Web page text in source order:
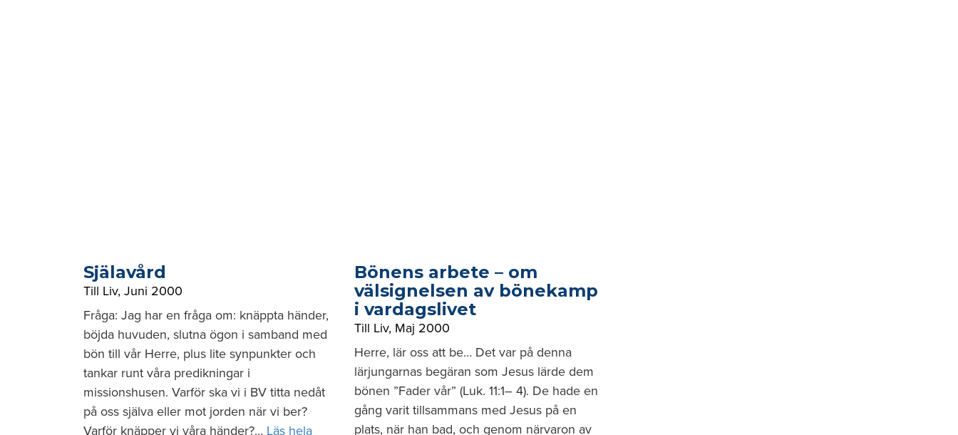
Själavård
Till Liv, Juni 2000
Fråga: Jag har en fråga om: knäppta händer,
böjda huvuden, slutna ögon i samband med
bön till vår Herre, plus lite synpunkter och
tankar runt våra predikningar i
missionshusen. Varför ska vi i BV titta nedåt
på oss själva eller mot jorden när vi ber?
Varför knäpper vi våra händer?… Läs hela
Bönens arbete – om
välsignelsen av bönekamp
i vardagslivet
Till Liv, Maj 2000
Herre, lär oss att be… Det var på denna
lärjungarnas begäran som Jesus lärde dem
bönen ”Fader vår” (Luk. 11:1– 4). De hade en
gång varit tillsammans med Jesus på en
plats, när han bad, och genom närvaron av